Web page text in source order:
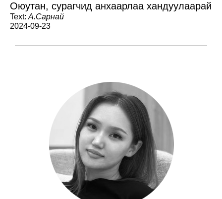
Оюутан, сурагчид анхаарлаа хандуулаарай
Text: А.Сарнай
2024-09-23